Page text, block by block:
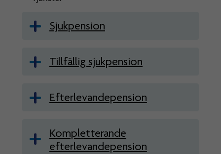
Sjukpension
Tillfällig sjukpension
Efterlevandepension
Kompletterande
efterlevandepension